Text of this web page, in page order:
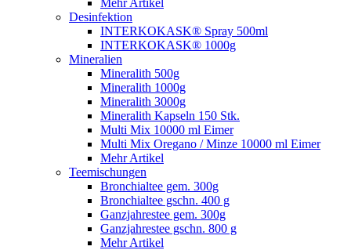
Desinfektion
INTERKOKASK® Spray 500ml
INTERKOKASK® 1000g
Mineralien
Mineralith 500g
Mineralith 1000g
Mineralith 3000g
Mineralith Kapseln 150 Stk.
Multi Mix 10000 ml Eimer
Multi Mix Oregano / Minze 10000 ml Eimer
Mehr Artikel
Teemischungen
Bronchialtee gem. 300g
Bronchialtee gschn. 400 g
Ganzjahrestee gem. 300g
Ganzjahrestee gschn. 800 g
Mehr Artikel